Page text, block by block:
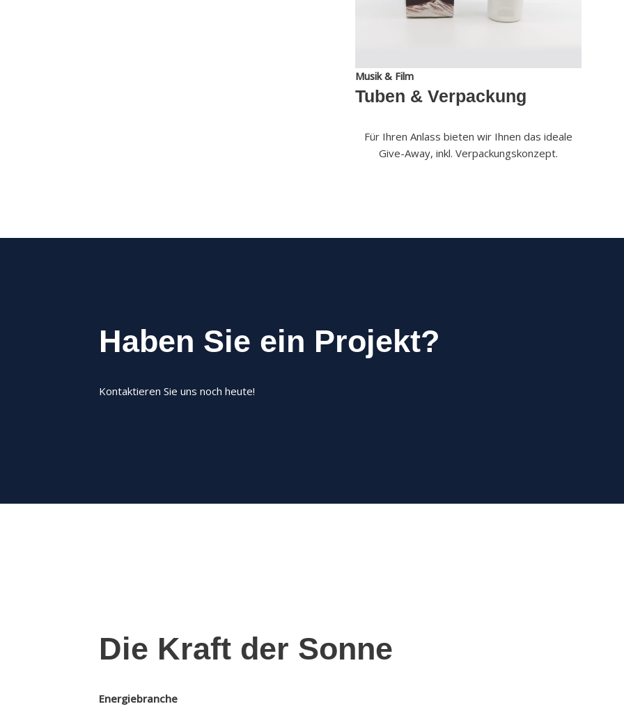
Musik & Film
Tuben & Verpackung
Für Ihren Anlass bieten wir Ihnen das ideale
Give-Away, inkl. Verpackungskonzept.
Haben Sie ein Projekt?
Kontaktieren Sie uns noch heute!
Die Kraft der Sonne
Energiebranche